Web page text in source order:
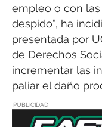
empleo o con
despido”, ha
presentada por
de Derechos
incrementar las
paliar el daño
PUBLICIDAD